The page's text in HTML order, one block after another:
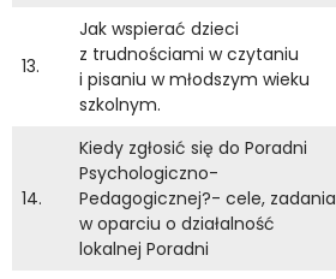
13.
Jak wspierać dzieci
z trudnościami w czytaniu
i pisaniu w młodszym wieku
szkolnym.
14.
Kiedy zgłosić się do Poradni
Psychologiczno-
Pedagogicznej?- cele, zadania
w oparciu o działalność
lokalnej Poradni